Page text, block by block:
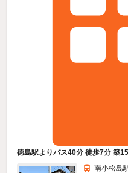
徳島駅よりバス40分 徒歩7分 築
南小松島